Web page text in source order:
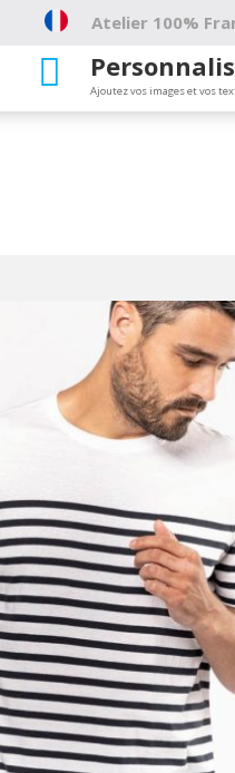
Atelier 100%
 Ajoutez vos images et vos